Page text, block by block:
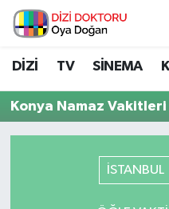
DİZİ TV SİNEMA
Konya Namaz Vakitleri
İSTANBUL
İstanbul Nöbetçi
İstanbul Hava
İstanbul Trafik